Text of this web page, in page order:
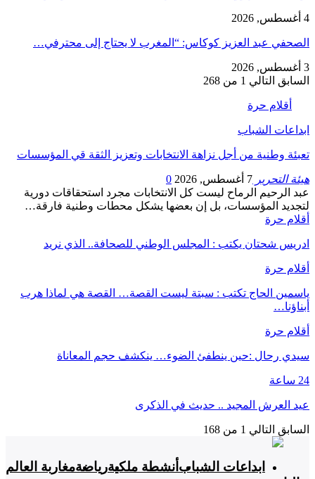
4 أغسطس, 2026
الصحفي عبد العزيز كوكاس: “المغرب لا يحتاج إلى محترفي…
3 أغسطس, 2026
السابق التالي 1 من 268
أقلام حرة
ابداعات الشباب
تعبئة وطنية من أجل نزاهة الانتخابات وتعزيز الثقة قي المؤسسات
هيئة التحرير 7 أغسطس, 2026
0
عبد الرحيم الرماح ليست كل الانتخابات مجرد استحقاقات دورية
لتجديد المؤسسات، بل إن بعضها يشكل محطات وطنية فارقة…
أقلام حرة
ادريس شحتان يكتب : المجلس الوطني للصحافة.. الذي نريد
أقلام حرة
ياسمين الحاج تكتب : سبتة ليست القصة… القصة هي لماذا هرب
أبناؤنا…
أقلام حرة
سيدي رحال :حين ينطفئ الضوء… ينكشف حجم المعاناة
24 ساعة
عيد العرش المجيد .. حديث في الذكرى
السابق التالي 1 من 168
ابداعات الشباب أنشطة ملكيةرياضةمغاربة العالم